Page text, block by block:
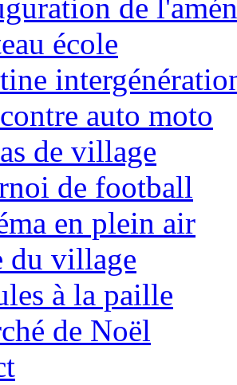
de
école
auto moto
de village
de football
en plein air
du village
à la paille
de Noël